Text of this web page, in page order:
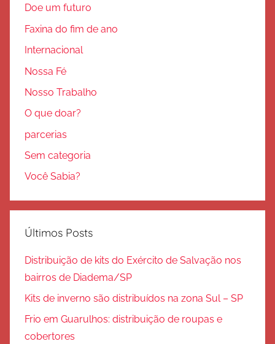
Doe um futuro
Faxina do fim de ano
Internacional
Nossa Fé
Nosso Trabalho
O que doar?
parcerias
Sem categoria
Você Sabia?
Últimos Posts
Distribuição de kits do Exército de Salvação nos
bairros de Diadema/SP
Kits de inverno são distribuídos na zona Sul – SP
Frio em Guarulhos: distribuição de roupas e
cobertores